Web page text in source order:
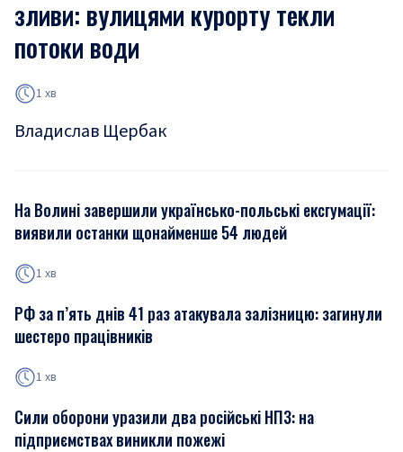
зливи: вулицями курорту текли
потоки води
1 хв
Владислав Щербак
На Волині завершили українсько-польські ексгумації:
виявили останки щонайменше 54 людей
1 хв
РФ за п’ять днів 41 раз атакувала залізницю: загинули
шестеро працівників
1 хв
Сили оборони уразили два російські НПЗ: на
підприємствах виникли пожежі